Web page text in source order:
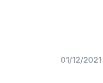
01/12/2021